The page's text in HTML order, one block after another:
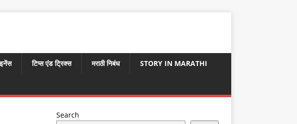
टिप्स एंड ट्रिक्स मराठी निबंध STORY IN MARATHI
Search